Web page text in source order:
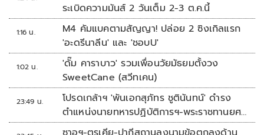
ระเบิดความมันส์ 2 วันเต็ม 2-3 ต.ค.นี้
1:16 น.
M4 คัมแบคตามสัญญา! ปล่อย 2 ซิงเกิลแรก
'อะดรีนาลีน' และ 'ชอบU'
1:02 น.
'ดั๊ม คาราบาว' รวมเพื่อนวัยมัธยมตั้งวง
SweetCane (สวีทเคน)
23:49 น.
โปรดเกล้าฯ 'พันเอกสุภัทร ชูตินันทน์' ดำรง
ตำแหน่งนายทหารปฏิบัติการฯ-พระราชทานยศ
'พลตรี'